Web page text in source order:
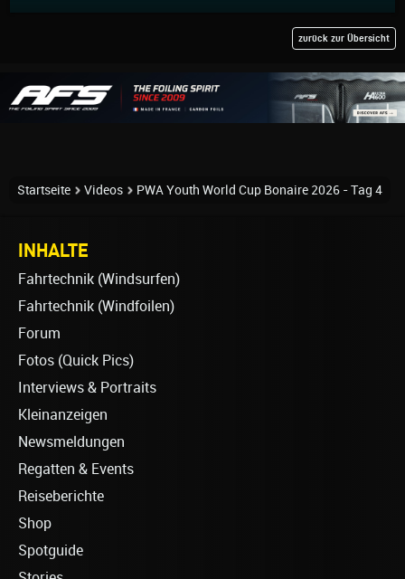
zurück zur Übersicht
Startseite Videos PWA Youth World Cup Bonaire 2026 - Tag 4
INHALTE
Fahrtechnik (Windsurfen)
Fahrtechnik (Windfoilen)
Forum
Fotos (Quick Pics)
Interviews & Portraits
Kleinanzeigen
Newsmeldungen
Regatten & Events
Reiseberichte
Shop
Spotguide